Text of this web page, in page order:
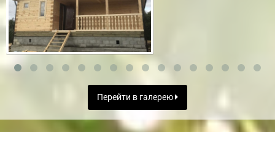
Перейти в галерею